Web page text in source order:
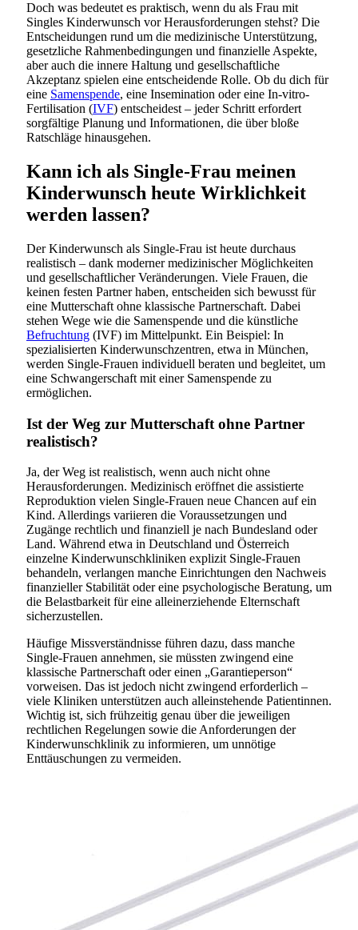
Doch was bedeutet es praktisch, wenn du als Frau mit
Singles Kinderwunsch vor Herausforderungen stehst? Die
Entscheidungen rund um die medizinische Unterstützung,
gesetzliche Rahmenbedingungen und finanzielle Aspekte,
aber auch die innere Haltung und gesellschaftliche
Akzeptanz spielen eine entscheidende Rolle. Ob du dich für
eine Samenspende, eine Insemination oder eine In-vitro-
Fertilisation (IVF) entscheidest – jeder Schritt erfordert
sorgfältige Planung und Informationen, die über bloße
Ratschläge hinausgehen.
Kann ich als Single-Frau meinen
Kinderwunsch heute Wirklichkeit
werden lassen?
Der Kinderwunsch als Single-Frau ist heute durchaus
realistisch – dank moderner medizinischer Möglichkeiten
und gesellschaftlicher Veränderungen. Viele Frauen, die
keinen festen Partner haben, entscheiden sich bewusst für
eine Mutterschaft ohne klassische Partnerschaft. Dabei
stehen Wege wie die Samenspende und die künstliche
Befruchtung (IVF) im Mittelpunkt. Ein Beispiel: In
spezialisierten Kinderwunschzentren, etwa in München,
werden Single-Frauen individuell beraten und begleitet, um
eine Schwangerschaft mit einer Samenspende zu
ermöglichen.
Ist der Weg zur Mutterschaft ohne Partner
realistisch?
Ja, der Weg ist realistisch, wenn auch nicht ohne
Herausforderungen. Medizinisch eröffnet die assistierte
Reproduktion vielen Single-Frauen neue Chancen auf ein
Kind. Allerdings variieren die Voraussetzungen und
Zugänge rechtlich und finanziell je nach Bundesland oder
Land. Während etwa in Deutschland und Österreich
einzelne Kinderwunschkliniken explizit Single-Frauen
behandeln, verlangen manche Einrichtungen den Nachweis
finanzieller Stabilität oder eine psychologische Beratung, um
die Belastbarkeit für eine alleinerziehende Elternschaft
sicherzustellen.
Häufige Missverständnisse führen dazu, dass manche
Single-Frauen annehmen, sie müssten zwingend eine
klassische Partnerschaft oder einen „Garantieperson“
vorweisen. Das ist jedoch nicht zwingend erforderlich –
viele Kliniken unterstützen auch alleinstehende Patientinnen.
Wichtig ist, sich frühzeitig genau über die jeweiligen
rechtlichen Regelungen sowie die Anforderungen der
Kinderwunschklinik zu informieren, um unnötige
Enttäuschungen zu vermeiden.